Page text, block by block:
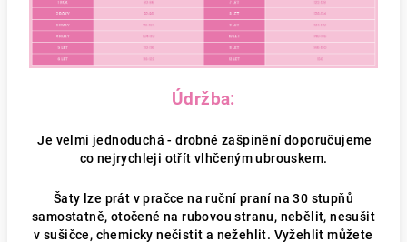
Údržba:
Je velmi jednoduchá - drobné zašpinění doporučujeme
co nejrychleji otřít vlhčeným ubrouskem.
Šaty lze prát v pračce na ruční praní na 30 stupňů
samostatně, otočené na rubovou stranu, nebělit, nesušit
v sušičce, chemicky nečistit a nežehlit. Vyžehlit můžete